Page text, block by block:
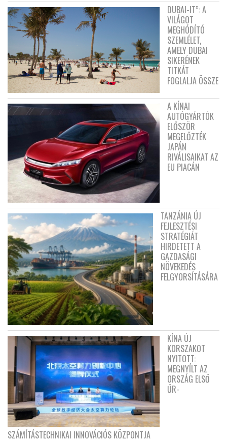
DUBAI-IT”: A
VILÁGOT
MEGHÓDÍTÓ
SZEMLÉLET,
AMELY DUBAI
SIKERÉNEK
TITKÁT
FOGLALJA ÖSSZE
A KÍNAI
AUTÓGYÁRTÓK
ELŐSZÖR
MEGELŐZTÉK
JAPÁN
RIVÁLISAIKAT AZ
EU PIACÁN
TANZÁNIA ÚJ
FEJLESZTÉSI
STRATÉGIÁT
HIRDETETT A
GAZDASÁGI
NÖVEKEDÉS
FELGYORSÍTÁSÁRA
KÍNA ÚJ
KORSZAKOT
NYITOTT:
MEGNYÍLT AZ
ORSZÁG ELSŐ
ŰR-
SZÁMÍTÁSTECHNIKAI INNOVÁCIÓS KÖZPONTJA